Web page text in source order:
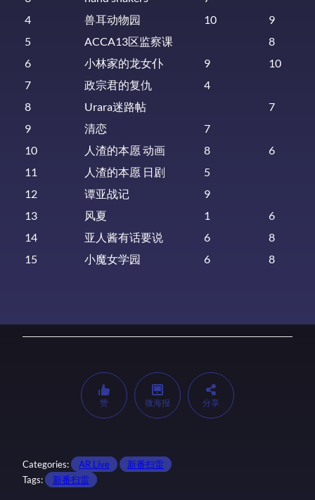
4
兽耳动物园 10
9
5
ACCA13区监察课
8
6
小林家的龙女仆 9
10
7
政宗君的复仇
4
8
Urara迷路帖
7
9
清恋
7
10
人渣的本愿 动画 8
6
11
人渣的本愿 日剧
5
12
谭亚战记
9
13
风夏 1
6
14
亚人酱有话要说 6
8
15
小魔女学园 6 8
赞 微海报 分享
Categories: AR Live
新番扫雷
Tags:
新番扫雷